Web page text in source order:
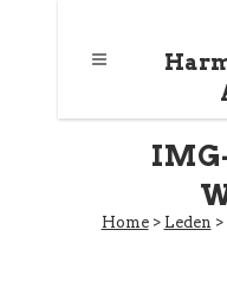
Home> Leden >